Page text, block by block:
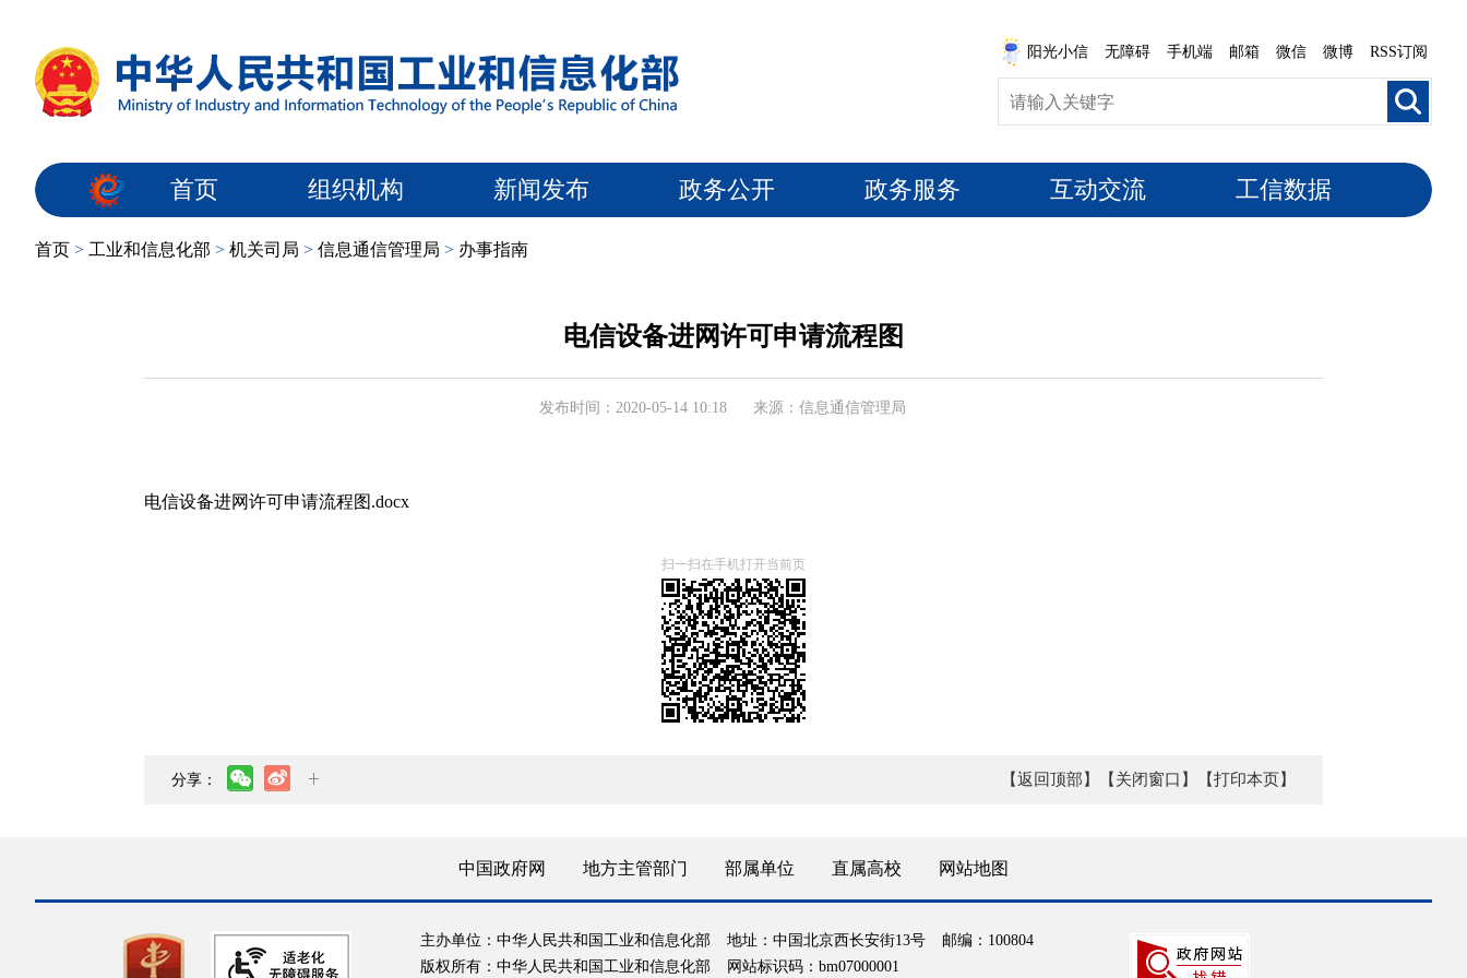
阳光小信 无障碍 手机端 邮箱 微信 微博 RSS订阅
首页 组织机构 新闻发布 政务公开 政务服务 互动交流 工信数据
首页 > 工业和信息化部 > 机关司局 > 信息通信管理局 > 办事指南
电信设备进网许可申请流程图
发布时间：2020-05-14 10:18 来源：信息通信管理局
电信设备进网许可申请流程图.docx
扫一扫在手机打开当前页
分享： 【返回顶部】 【关闭窗口】 【打印本页】
中国政府网 地方主管部门 部属单位 直属高校 网站地图
主办单位：中华人民共和国工业和信息化部 地址：中国北京西长安街13号
邮编：100804
版权所有：中华人民共和国工业和信息化部
网站标识码：bm07000001